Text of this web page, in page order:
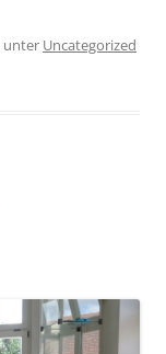
unter Uncategorized